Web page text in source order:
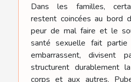
Dans les familles,
restent coincées au bord
peur de mal faire et le
santé sexuelle fait
embarrassent, divisent
structurent durablement
corps et aux autres.